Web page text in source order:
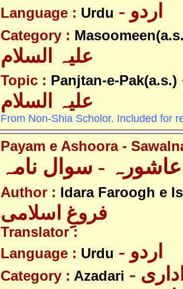
Language : Urdu - اردو
Category :
Topic : Panjtan-e-Pak(a.s.)
علیہ السلام
From Non-Shia Scholor. Included for
Payam e Ashoora -
عاشورہ - سوال نامہ
Author : Idara Faroogh e
فروغِ اسلامی
Translator :
Language : Urdu - اردو
Category : Azadari